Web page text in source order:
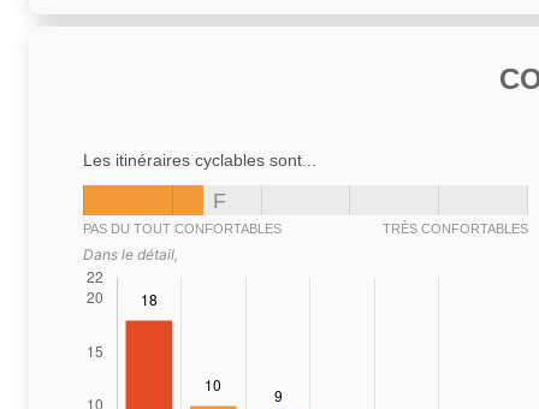
Les itinéraires cyclables sont...
F
PAS DU TOUT CONFORTABLES TRÈS CONFORTABLES
Dans le détail,